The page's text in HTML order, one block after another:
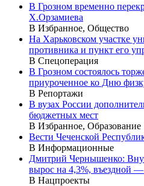
В Грозном временно
Х.Орзамиева
В Избранное, Общество
На Харьковском участке
противника и пункт его
В Спецоперация
В Грозном состоялось
приуроченное ко Дню
В Репортажи
В вузах России
бюджетных мест
В Избранное, Образование
Вести Чеченской
В Информационные
Дмитрий Чернышенко:
вырос на 4,3%, въездной
В Нацпроекты